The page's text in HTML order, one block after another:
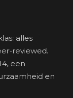
alles
reviewed.
een
en